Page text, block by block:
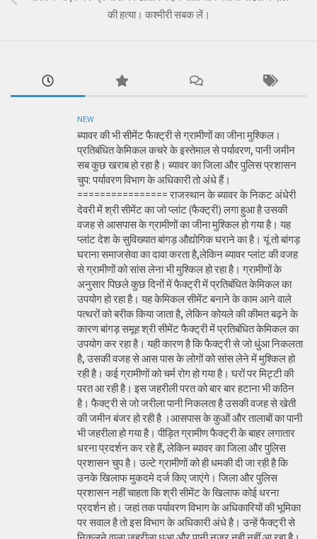
की हत्या। कश्मीरी सबक लें।
NEW
ब्यावर की भी सीमेंट फैक्ट्री से ग्रामीणों का जीना मुश्किल।
प्रतिबंधित केमिकल कचरे के इस्तेमाल से पर्यावरण, पानी जमीन
सब कुछ खराब हो रहा है। ब्यावर का जिला और पुलिस प्रशासन
चुप: पर्यावरण विभाग के अधिकारी तो अंधे हैं।
================ राजस्थान के ब्यावर के निकट अंधेरी
देवरी में श्री सीमेंट का जो प्लांट (फैक्ट्री) लगा हुआ है उसकी
वजह से आसपास के ग्रामीणों का जीना मुश्किल हो गया है। यह
प्लांट देश के सुविख्यात बांगड़ औद्योगिक घराने का है। यूं तो बांगड़
घराना समाजसेवा का दावा करता है,लेकिन ब्यावर प्लांट की वजह
से ग्रामीणों को सांस लेना भी मुश्किल हो रहा है। ग्रामीणों के
अनुसार पिछले कुछ दिनों में फैक्ट्री में प्रतिबंधित केमिकल का
उपयोग हो रहा है। यह केमिकल सीमेंट बनाने के काम आने वाले
पत्थरों को बरीक किया जाता है, लेकिन कोयले की कीमत बढ़ने के
कारण बांगड़ समूह श्री सीमेंट फैक्ट्री में प्रतिबंधित केमिकल का
उपयोग कर रहा है। यही कारण है कि फैक्ट्री से जो धुंआ निकलता
है, उसकी वजह से आस पास के लोगों को सांस लेने में मुश्किल हो
रही है। कई ग्रामीणों को चर्म रोग हो गया है। घरों पर मिट्टी की
परत आ रही है। इस जहरीली परत को बार बार हटाना भी कठिन
है। फैक्ट्री से जो जरीला पानी निकलता है उसकी वजह से खेती
की जमीन बंजर हो रही है ।आसपास के कुओं और तालाबों का पानी
भी जहरीला हो गया है। पीड़ित ग्रामीण फैक्ट्री के बाहर लगातार
धरना प्रदर्शन कर रहे हैं, लेकिन ब्यावर का जिला और पुलिस
प्रशासन चुप है। उल्टे ग्रामीणों को ही धमकी दी जा रही है कि
उनके खिलाफ मुकदमे दर्ज किए जाएंगे। जिला और पुलिस
प्रशासन नहीं चाहता कि श्री सीमेंट के खिलाफ कोई धरना
प्रदर्शन हो। जहां तक पर्यावरण विभाग के अधिकारियों की भूमिका
पर सवाल है तो इस विभाग के अधिकारी अंधे है। उन्हें फैक्ट्री से